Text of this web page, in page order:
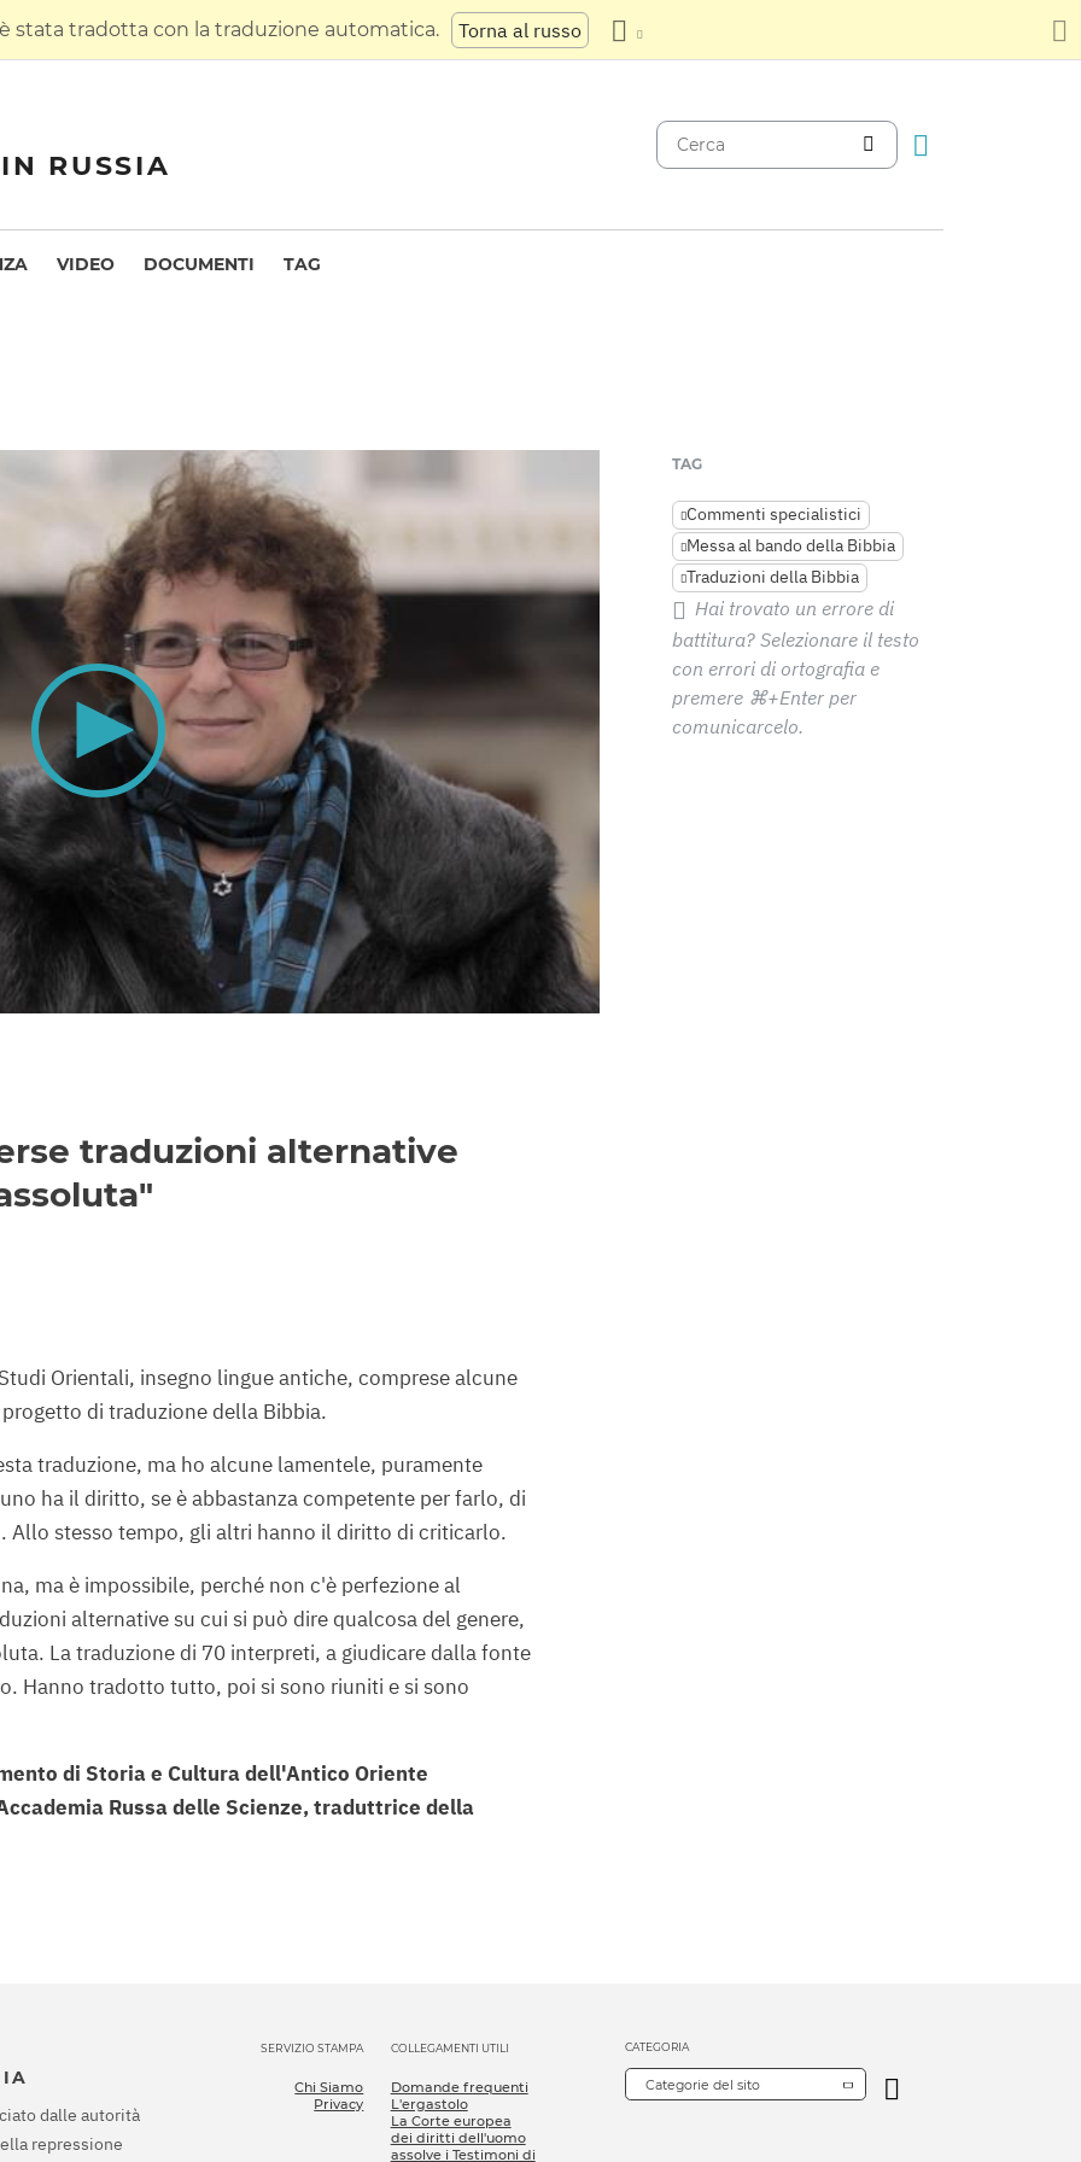
stata tradotta con la traduzione automatica. Torna al russo
RUSSIA
VIDEO DOCUMENTI TAG
traduzioni alternative
Orientali, insegno lingue antiche, comprese alcune
di traduzione della Bibbia.
traduzione, ma ho alcune lamentele, puramente
ha il diritto, se è abbastanza competente per farlo, di
Allo stesso tempo, gli altri hanno il diritto di criticarlo.
ma è impossibile, perché non c'è perfezione al
alternative su cui si può dire qualcosa del genere,
La traduzione di 70 interpreti, a giudicare dalla fonte
Hanno tradotto tutto, poi si sono riuniti e si sono
di Storia e Cultura dell'Antico Oriente
Russa delle Scienze, traduttrice della
TAG
Commenti specialistici
Messa al bando della Bibbia
Traduzioni della Bibbia
Hai trovato un errore di
battitura? Selezionare il testo
con errori di ortografia e
premere ⌘+Enter per
comunicarcelo.
dalle autorità
repressione
SERVIZIO STAMPA
Chi Siamo
Privacy
COLLEGAMENTI UTILI
Domande frequenti
L'ergastolo
La Corte europea
dei diritti dell'uomo
assolve i Testimoni di
CATEGORIA
Categorie del sito